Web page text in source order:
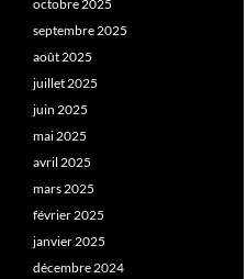
octobre 2025
septembre 2025
août 2025
juillet 2025
juin 2025
mai 2025
avril 2025
mars 2025
février 2025
janvier 2025
décembre 2024